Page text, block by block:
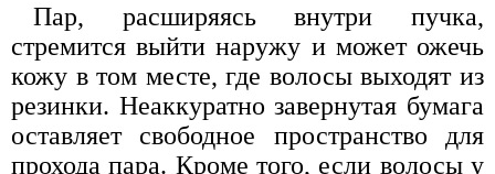
Пар, расширяясь внутри пучка,
стремится выйти наружу и может ожечь
кожу в том месте, где волосы выходят из
резинки. Неаккуратно завернутая бумага
оставляет свободное пространство для
прохода пара. Кроме того, если волосы у